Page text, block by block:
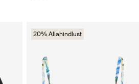
20% Allahindlust